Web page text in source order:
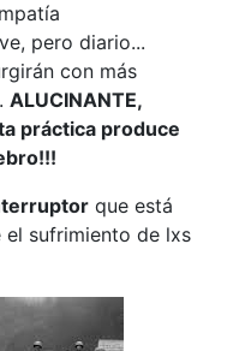
pero diario...
con más
ALUCINANTE,
práctica produce
que está
sufrimiento de lxs